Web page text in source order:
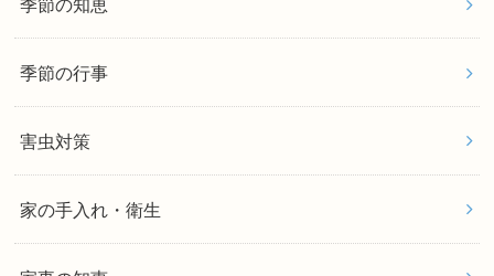
季節の知恵
季節の行事
害虫対策
家の手入れ・衛生